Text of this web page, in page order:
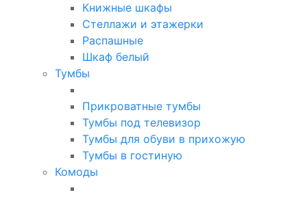
Книжные шкафы
Стеллажи и этажерки
Распашные
Шкаф белый
Тумбы
Прикроватные тумбы
Тумбы под телевизор
Тумбы для обуви в прихожую
Тумбы в гостиную
Комоды